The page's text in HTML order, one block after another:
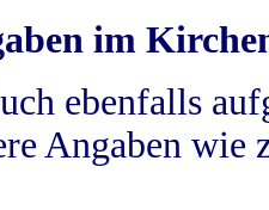
im
ebenfalls
Angaben wie